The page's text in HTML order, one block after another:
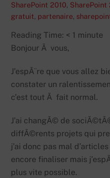
SharePoint 2010, SharePoint
gratuit, partenaire,
Reading Time: < 1 minute
Bonjour Ã vous,
J’espÃ¨re que vous allez
constater un
c’est tout Ã fait normal.
J’ai changÃ© de
diffÃ©rents projets qui
j’ai donc pas mal
encore finaliser mais
plus vite possible.